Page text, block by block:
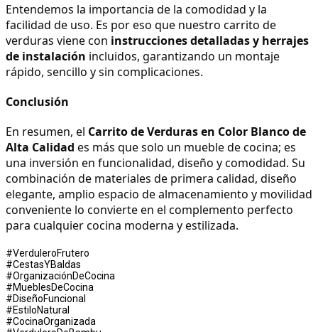
Entendemos la importancia de la comodidad y la
facilidad de uso. Es por eso que nuestro carrito de
verduras viene con instrucciones detalladas y herrajes
de instalación incluidos, garantizando un montaje
rápido, sencillo y sin complicaciones.
Conclusión
En resumen, el Carrito de Verduras en Color Blanco de
Alta Calidad es más que solo un mueble de cocina; es
una inversión en funcionalidad, diseño y comodidad. Su
combinación de materiales de primera calidad, diseño
elegante, amplio espacio de almacenamiento y movilidad
conveniente lo convierte en el complemento perfecto
para cualquier cocina moderna y estilizada.
#VerduleroFrutero
#CestasYBaldas
#OrganizaciónDeCocina
#MueblesDeCocina
#DiseñoFuncional
#EstiloNatural
#CocinaOrganizada